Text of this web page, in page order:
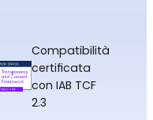
Compatibilità
certificata
con IAB TCF
2.3